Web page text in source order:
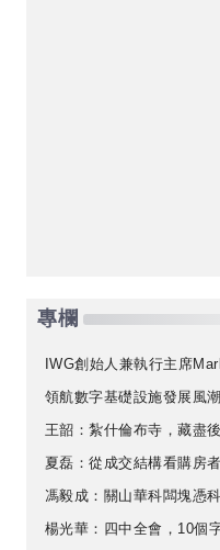
專欄
IWG創始人兼執行主席
領航數字基礎設施發展風
王韶：紮什倫布寺，藏盡
夏磊：從成交結構看購房
馮毅成：關山華科闆塊憑
楊光華：四中全會，10個